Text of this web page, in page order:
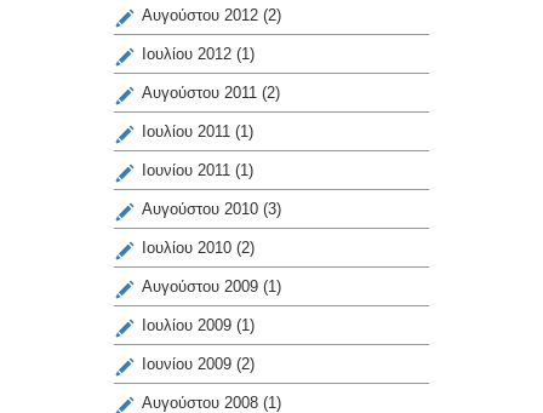
Αυγούστου 2012 (2)
Ιουλίου 2012 (1)
Αυγούστου 2011 (2)
Ιουλίου 2011 (1)
Ιουνίου 2011 (1)
Αυγούστου 2010 (3)
Ιουλίου 2010 (2)
Αυγούστου 2009 (1)
Ιουλίου 2009 (1)
Ιουνίου 2009 (2)
Αυγούστου 2008 (1)